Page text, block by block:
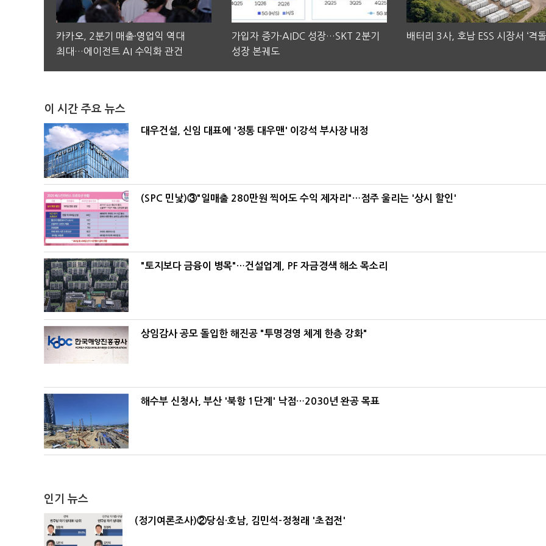
카카오, 2분기 매출·영업익 역대
최대…에이전트 AI 수익화 관건
가입자 증가·AIDC 성장…SKT 2분기
성장 본궤도
배터리 3사, 호남 ESS 시장서 ‘격돌
이 시간 주요 뉴스
대우건설, 신임 대표에 '정통 대우맨' 이강석 부사장 내정
(SPC 민낯)③"일매출 280만원 찍어도 수익 제자리"…점주 울리는 '상시 할인'
"토지보다 금융이 병목"…건설업계, PF 자금경색 해소 목소리
상임감사 공모 돌입한 해진공 "투명경영 체계 한층 강화"
해수부 신청사, 부산 '북항 1단계' 낙점…2030년 완공 목표
인기 뉴스
(정기여론조사)②당심·호남, 김민석-정청래 '초접전'